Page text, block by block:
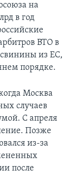
на
в год
ВТО в
из ЕС,
порядке.
Москва
случаев
С апреля
Позже
из-за
после